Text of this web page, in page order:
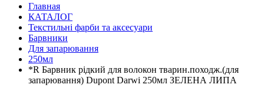
Главная
КАТАЛОГ
Текстильні фарби та аксесуари
Барвники
Для запарювання
250мл
*R Барвник рідкий для волокон тварин.походж.(для
запарювання) Dupont Darwi 250мл ЗЕЛЕНА ЛИПА